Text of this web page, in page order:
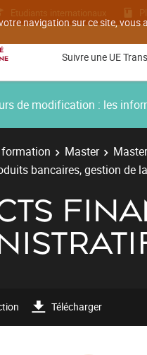
navigation sur ce site,
Etudiants internationaux
Suivre une UE
de modification : les
Master
bancaires, gestion de
Télécharger